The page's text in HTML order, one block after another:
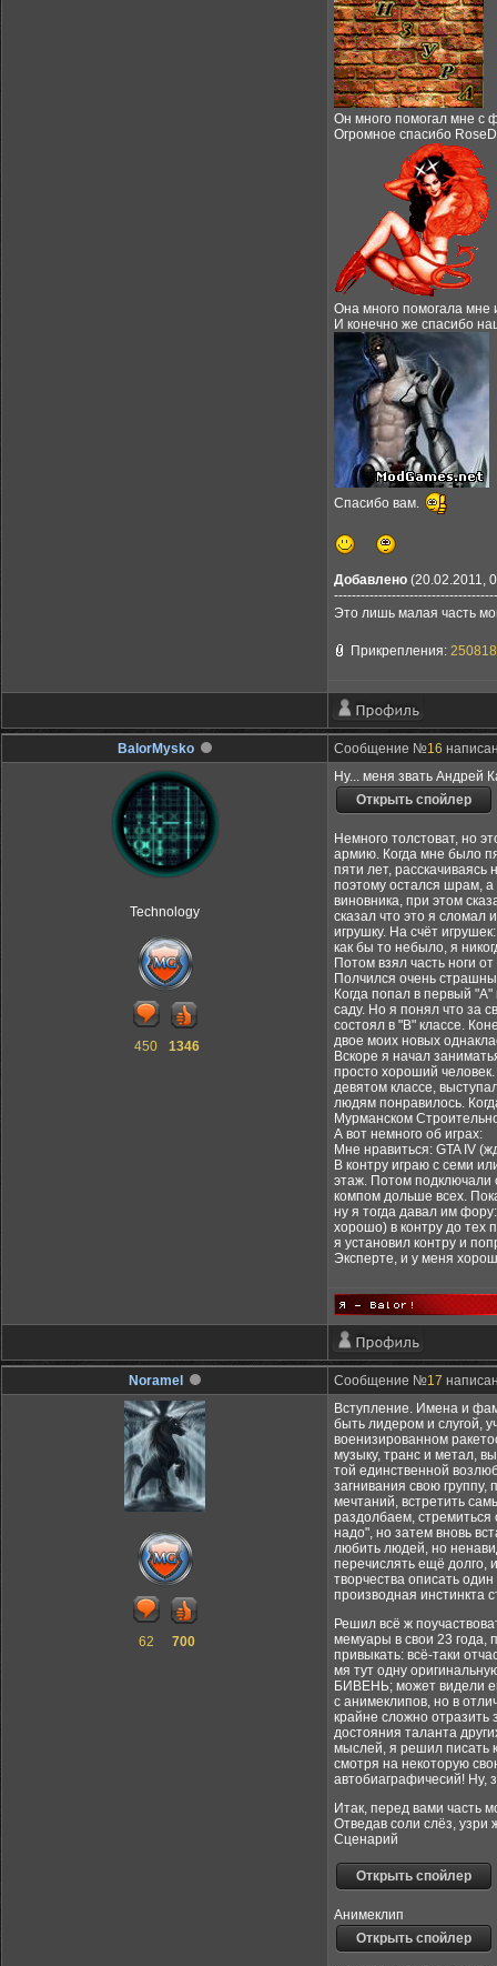
Он много помогал мне с
Огромное спасибо
Она много помогала мне
И конечно же спасибо
Спасибо вам.
Добавлено (20.02.2011,
Это лишь малая часть
Прикрепления:
BalorMysko Сообщение №16
Technology
450 1346
Ну... меня звать Андрей
Немного толстоват, но
армию. Когда мне было
пяти лет,
поэтому остался шрам, а
виновника, при этом
сказал что это я сломал
игрушку. На счёт
как бы то небыло, я
Потом взял часть ноги
Полчился очень
Когда попал в первый
саду. Но я понял что за
состоял в "В" классе.
двое моих новых
Вскоре я начал
просто хороший
девятом классе,
людям понравилось.
Мурманском
А вот немного об играх:
Мне нравиться: GTA IV
В контру играю с семи
этаж. Потом подключали
компом дольше всех.
ну я тогда давал им
хорошо) в контру до тех
я установил контру и
Эксперте, и у меня
Noramel Сообщение №17
62 700
Вступление. Имена и
быть лидером и слугой,
военизированном
музыку, транс и метал,
той единственной
загнивания свою
мечтаний, встретить
раздолбаем, стремиться
надо", но затем вновь
любить людей, но
перечислять ещё долго,
творчества описать
производная инстинкта
Решил всё ж
мемуары в свои 23 года,
привыкать: всё-таки
мя тут одну
БИВЕНЬ; может видели
с анимеклипов, но в
крайне сложно отразить
достояния таланта
мыслей, я решил писать
смотря на некоторую
автобиаграфичесий! Ну,
Итак, перед вами часть
Отведав соли слёз, узри
Сценарий
Анимеклип